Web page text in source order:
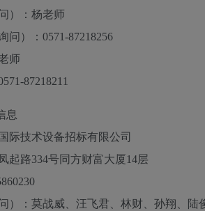
）： 杨老师
问）： 0571-87218256
师
87218211
息
际技术设备招标有限公司
起路334号同方财富大厦14层
）： 莫战威、汪飞君、林财、孙翔、陆